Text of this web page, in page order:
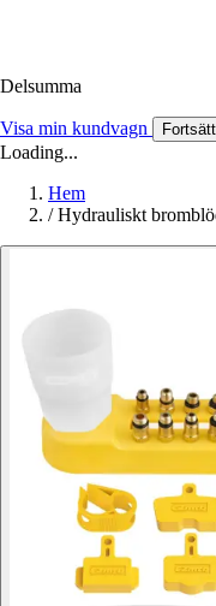
Delsumma
Visa min kundvagn
Loading...
Hem
/ Hydrauliskt